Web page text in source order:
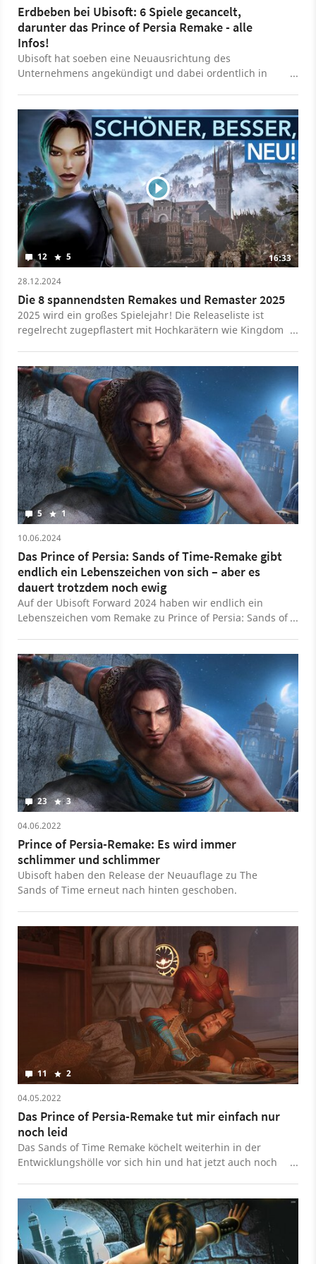
Erdbeben bei Ubisoft: 6 Spiele gecancelt,
darunter das Prince of Persia Remake - alle
Infos!
Ubisoft hat soeben eine Neuausrichtung des
Unternehmens angekündigt und dabei ordentlich in
12 5
16:33
28.12.2024
Die 8 spannendsten Remakes und Remaster 2025
2025 wird ein großes Spielejahr! Die Releaseliste ist
regelrecht zugepflastert mit Hochkarätern wie Kingdom
anderen Titel entgegen. Zwischen all den neuen Spielen
wollen wir euch aber auch auf die “Rückkehrer” im
neuen Jahr aufmerksam machen. Also auf die Klassiker,
die im nächsten Jahr als aufgehübschte Remastered-
Versionen oder sogar komplett neu gebaute Remakes
zurückkommen. Wir stellen euch die 8 spannendsten
Remakes und Remaster vor, die wahrscheinlich 2025
erscheinen und verraten euch natürlich auch, was sich
im Vergleich zum Originalspiel ändert.
5 1
10.06.2024
Das Prince of Persia: Sands of Time-Remake gibt
endlich ein Lebenszeichen von sich – aber es
dauert trotzdem noch ewig
Auf der Ubisoft Forward 2024 haben wir endlich ein
Lebenszeichen vom Remake zu Prince of Persia: Sands of
23 3
04.06.2022
Prince of Persia-Remake: Es wird immer
schlimmer und schlimmer
Ubisoft haben den Release der Neuauflage zu The
Sands of Time erneut nach hinten geschoben.
11 2
04.05.2022
Das Prince of Persia-Remake tut mir einfach nur
noch leid
Das Sands of Time Remake köchelt weiterhin in der
Entwicklungshölle vor sich hin und hat jetzt auch noch